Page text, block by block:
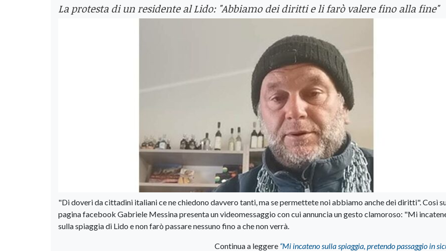
La protesta di un residente al Lido: "Abbiamo dei diritti e li farò valere fino alla fine"
"Di doveri da cittadini italiani ce ne chiedono davvero tanti, ma se permettete noi abbiamo anche dei diritti". Così
pagina facebook Gabriele Messina presenta un videomessaggio con cui annuncia un gesto clamoroso: "Mi
sulla spiaggia di Lido e non farò passare nessuno fino a che non verrà.
Continua a leggere “Mi incateno sulla spiaggia, pretendo passaggio in